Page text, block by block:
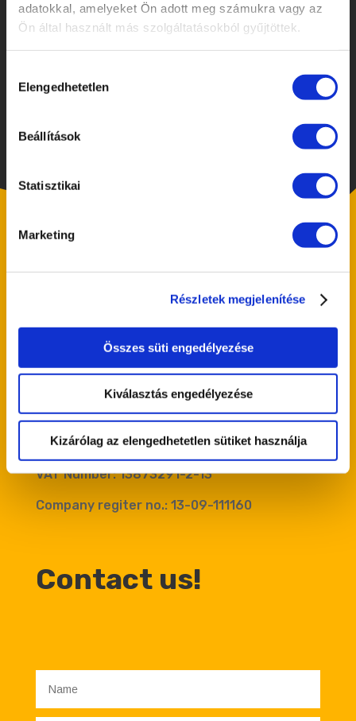
adatokkal, amelyeket Ön adott meg számukra vagy az
Ön által használt más szolgáltatásokból gyűjtöttek.
kiválasztása
Elengedhetetlen
Beállítások
Statisztikai
Marketing
Részletek megjelenítése
Összes süti engedélyezése
Kiválasztás engedélyezése
Kizárólag az elengedhetetlen sütiket használja
Virabel
Kereskedelmi és
Szolgáltató Kft.
VAT Number: 13873291-2-13
Company regiter no.: 13-09-111160
Contact us!